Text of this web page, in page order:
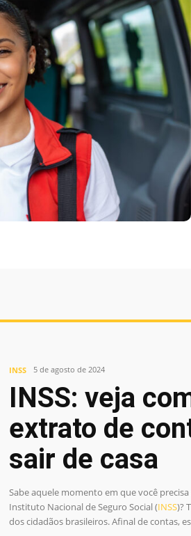
INSS 5 de agosto de 2024
INSS: veja
extrato de
sair de casa
Sabe aquele momento em que você
Instituto Nacional de Seguro Social (INSS)?
dos cidadãos brasileiros. Afinal de contas,